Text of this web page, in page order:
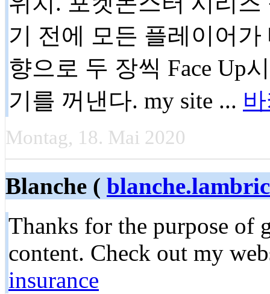
기 전에 모든 플레이어
향으로 두 장씩 Face Up
기를 꺼낸다. my site ...
Montag, 18. Mai 2020
Blanche (
Thanks for the purpose of
content. Check out my
insurance